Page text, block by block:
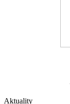
Aktuality